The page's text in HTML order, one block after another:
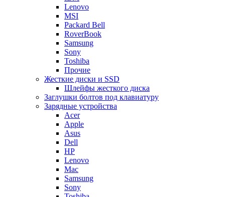
Lenovo
MSI
Packard Bell
RoverBook
Samsung
Sony
Toshiba
Прочие
Жесткие диски и SSD
Шлейфы жесткого диска
Заглушки болтов под клавиатуру
Зарядные устройства
Acer
Apple
Asus
Dell
HP
Lenovo
Mac
Samsung
Sony